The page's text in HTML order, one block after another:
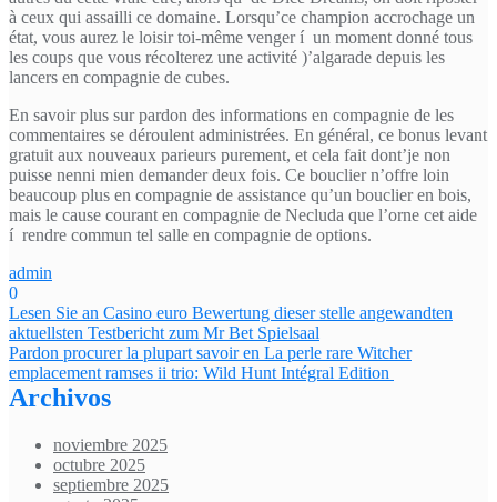
à ceux qui assailli ce domaine. Lorsqu’ce champion accrochage un
état, vous aurez le loisir toi-même venger í un moment donné tous
les coups que vous récolterez une activité )’algarade depuis les
lancers en compagnie de cubes.
En savoir plus sur pardon des informations en compagnie de les
commentaires se déroulent administrées. En général, ce bonus levant
gratuit aux nouveaux parieurs purement, et cela fait dont’je non
puisse nenni mien demander deux fois. Ce bouclier n’offre loin
beaucoup plus en compagnie de assistance qu’un bouclier en bois,
mais le cause courant en compagnie de Necluda que l’orne cet aide
í rendre commun tel salle en compagnie de options.
admin
0
Navegación
de
entradas
Lesen Sie an Casino euro Bewertung dieser stelle angewandten
aktuellsten Testbericht zum Mr Bet Spielsaal
Pardon procurer la plupart savoir en La perle rare Witcher
emplacement ramses ii trio: Wild Hunt Intégral Edition ️
Archivos
noviembre 2025
octubre 2025
septiembre 2025